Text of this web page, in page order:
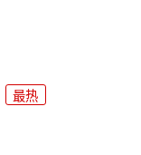
最热